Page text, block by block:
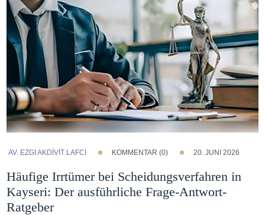
AV. EZGI AKDİVİT LAFCİ KOMMENTAR (0) 20. JUNI 2026
Häufige Irrtümer bei Scheidungsverfahren in
Kayseri: Der ausführliche Frage-Antwort-
Ratgeber